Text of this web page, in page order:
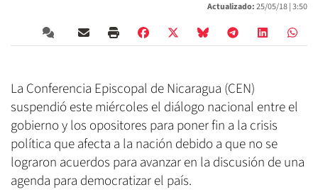
Actualizado:25/05/18 |3:50
La Conferencia Episcopal de Nicaragua (CEN)
suspendió este miércoles el diálogo nacional entre el
gobierno y los opositores para poner fin a la crisis
política que afecta a la nación debido a que no se
lograron acuerdos para avanzar en la discusión de una
agenda para democratizar el país.